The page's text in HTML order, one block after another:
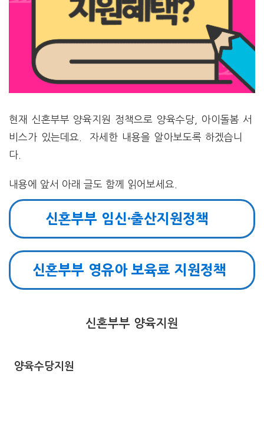
현재 신혼부부 양육지원 정책으로 양육수당, 아이돌봄 서
비스가 있는데요. 자세한 내용을 알아보도록 하겠습니
다.
내용에 앞서 아래 글도 함께 읽어보세요.
신혼부부 임신·출산지원정책
신혼부부 영유아 보육료 지원정책
신혼부부 양육지원
양육수당지원